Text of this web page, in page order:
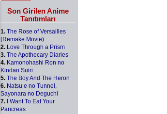
Son Girilen Anime
Tanıtımları
1. The Rose of Versailles
(Remake Movie)
2. Love Through a Prism
3. The Apothecary Diaries
4. Kamonohashi Ron no
Kindan Suiri
5. The Boy And The Heron
6. Natsu e no Tunnel,
Sayonara no Deguchi
7. I Want To Eat Your
Pancreas